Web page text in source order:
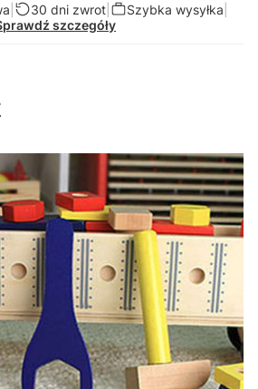
30 dni zwrot| Szybka wysyłka
szczegóły